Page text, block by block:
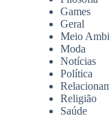
Games
Geral
Meio
Moda
Notícias
Política
Religião
Saúde